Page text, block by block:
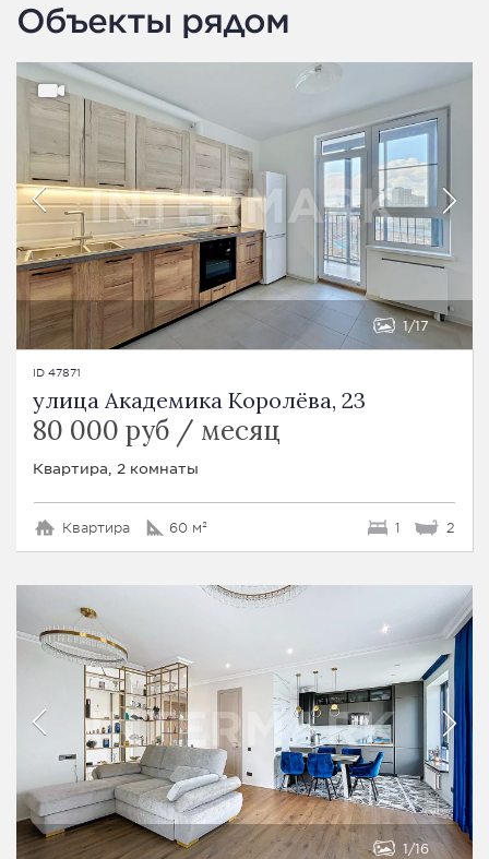
Объекты рядом
1 17
ID 47871
улица Академика Королёва, 23
80 000 руб / месяц
Квартира, 2 комнаты
Квартира 60 м² 1 2
1 16